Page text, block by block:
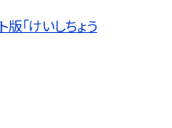
「けいしちょう